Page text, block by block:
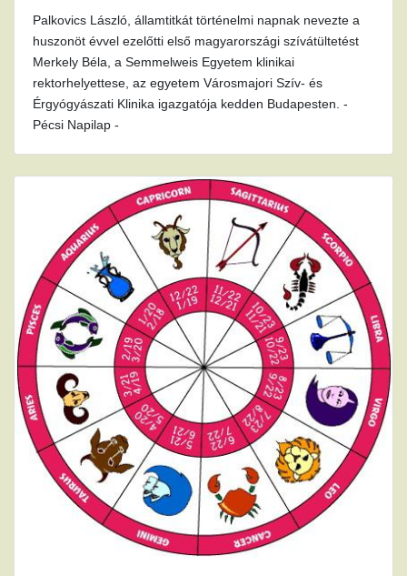
Palkovics László, államtitkát történelmi napnak nevezte a
huszonöt évvel ezelőtti első magyarországi szívátültetést
Merkely Béla, a Semmelweis Egyetem klinikai
rektorhelyettese, az egyetem Városmajori Szív- és
Érgyógyászati Klinika igazgatója kedden Budapesten. -
Pécsi Napilap -